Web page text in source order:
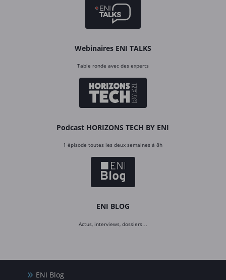
Webinaires ENI TALKS
Table ronde avec des experts
Podcast HORIZONS TECH BY ENI
1 épisode toutes les deux semaines à 8h
ENI BLOG
Actus, interviews, dossiers…
ENI Blog